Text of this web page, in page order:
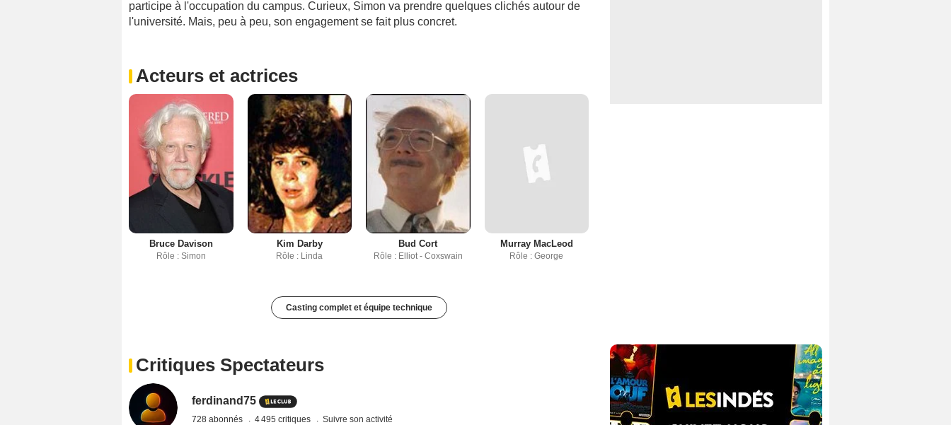
participe à l'occupation du campus. Curieux, Simon va prendre quelques clichés autour de
l'université. Mais, peu à peu, son engagement se fait plus concret.
Acteurs et actrices
Bruce Davison
Rôle : Simon
Kim Darby
Rôle : Linda
Bud Cort
Rôle : Elliot - Coxswain
Murray MacLeod
Rôle : George
Casting complet et équipe technique
Critiques Spectateurs
ferdinand75
728 abonnés 4 495 critiques Suivre son activité